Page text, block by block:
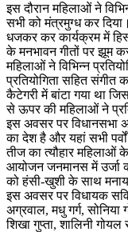
इस दौरान महिलाओं ने
सभी को मंत्रमुग्ध कर
धजकर कर कार्यक्रम में
के मनभावन गीतों पर झूम
महिलाओं ने विभिन्न
प्रतियोगिता सहित संगीत
कैटेगरी में बांटा गया था
से ऊपर की महिलाओं ने
इस अवसर पर विधानसभा
का देश है और यहां सभी
तीज का त्यौहार महिलाओं
आयोजन जनमानस में उर्जा
को हंसी-खुशी के साथ
इस अवसर पर विधायक
अग्रवाल, मधु गर्ग, सोनिया
शिखा गुप्ता, शालिनी